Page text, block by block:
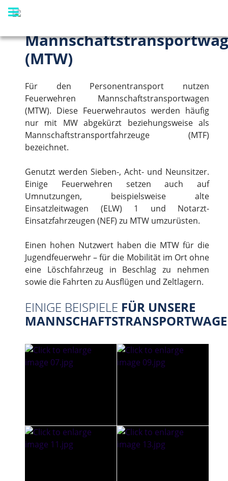
(MTW)
Für den Personentransport nutzen
Feuerwehren Mannschaftstransportwagen
(MTW). Diese Feuerwehrautos werden häufig
nur mit MW abgekürzt beziehungsweise als
Mannschaftstransportfahrzeuge (MTF)
bezeichnet.
Genutzt werden Sieben-, Acht- und Neunsitzer.
Einige Feuerwehren setzen auch auf
Umnutzungen, beispielsweise alte
Einsatzleitwagen (ELW) 1 und Notarzt-
Einsatzfahrzeugen (NEF) zu MTW umzurüsten.
Einen hohen Nutzwert haben die MTW für die
Jugendfeuerwehr – für die Mobilität im Ort ohne
eine Löschfahrzeug in Beschlag zu nehmen
sowie die Fahrten zu Ausflügen und Zeltlagern.
EINIGE BEISPIELE FÜR UNSERE